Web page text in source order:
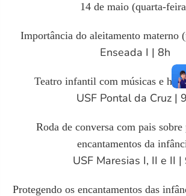
14 de maio (quarta-
Importância do aleitamento materno
Enseada I | 8h
Teatro infantil com músicas e
USF Pontal da Cruz |
Roda de conversa com pais sobre
encantamentos da
USF Maresias I, II e II |
Protegendo os encantamentos das